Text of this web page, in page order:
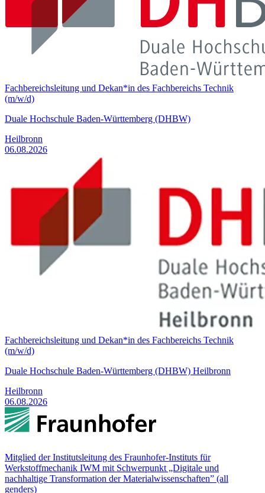
Fachbereichsleitung und Dekan*in des Fachbereichs Technik
(m/w/d)
Duale Hochschule Baden-Württemberg (DHBW)
Heilbronn
06.08.2026
Fachbereichsleitung und Dekan*in des Fachbereichs Technik
(m/w/d)
Duale Hochschule Baden-Württemberg (DHBW) Heilbronn
Heilbronn
06.08.2026
Mitglied der Institutsleitung des Fraunhofer-Instituts für
Werkstoffmechanik IWM mit Schwerpunkt „Digitale und
nachhaltige Transformation der Materialwissenschaften” (all
genders)